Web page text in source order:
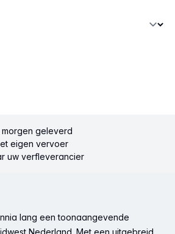
morgen geleverd
eigen vervoer
uw verfleverancier
lang een toonaangevende
Nederland. Met een uitgebreid